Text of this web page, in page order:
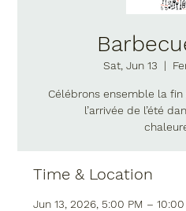
Sat, Jun 13
  |
Célébrons ensemble la fin
l’arrivée de l’été
Time & Location
Jun 13, 2026, 5:00 PM – 10:00